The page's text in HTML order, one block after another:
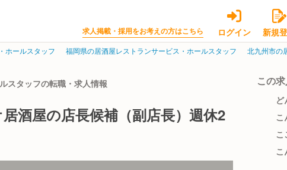
求人掲載・採用をお考えの方はこちら ログイン 新規
ホールスタッフ 福岡県の居酒屋レストランサービス・ホールスタッフ 北九州市の
スタッフの転職・求人情報
酒屋の店長候補（副店長）週休2
この
こ
こ
こ